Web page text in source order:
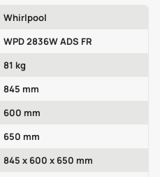
Whirlpool
WPD 2836W ADS FR
81 kg
845 mm
600 mm
650 mm
845 x 600 x 650 mm